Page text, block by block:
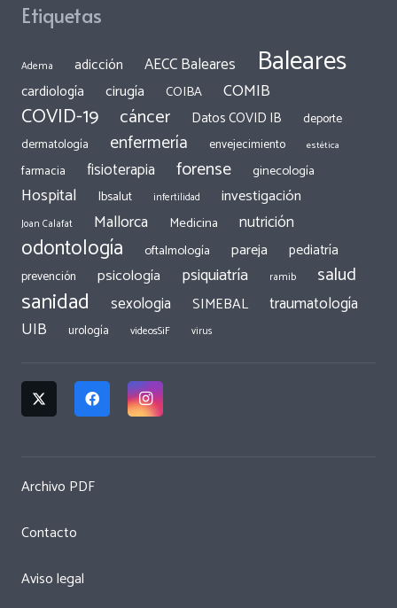
Etiquetas
Adema adicción AECC Baleares Baleares
cardiología cirugía COIBA COMIB
COVID-19 cáncer Datos COVID IB
deporte
dermatología
enfermería envejecimiento estética
farmacia fisioterapia forense ginecología
Hospital Ibsalut infertilidad investigación
Joan Calafat Mallorca Medicina nutrición
odontología oftalmología pareja pediatría
prevención psicología psiquiatría ramib salud
sanidad sexologia SIMEBAL traumatología
UIB urología videosSiF virus
Archivo PDF
Contacto
Aviso legal